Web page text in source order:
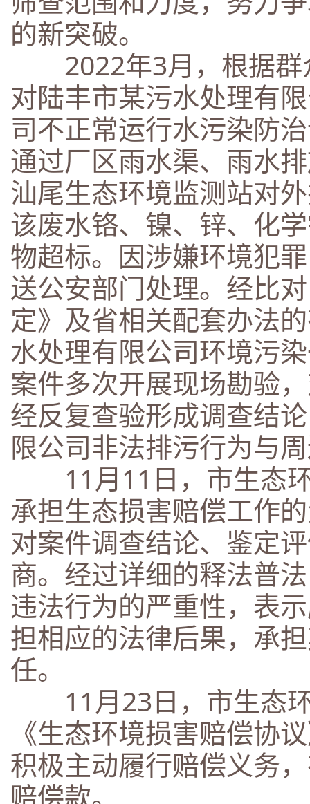
的新突破。
2022年3月，根据群
对陆丰市某污水处理有
司不正常运行水污染防
通过厂区雨水渠、雨水
汕尾生态环境监测站对
该废水铬、镍、锌、化
物超标。因涉嫌环境犯
送公安部门处理。经比
定》及省相关配套办法
水处理有限公司环境污
案件多次开展现场勘验
经反复查验形成调查结
限公司非法排污行为与
11月11日，市生态环
承担生态损害赔偿工作
对案件调查结论、鉴定
商。经过详细的释法普
违法行为的严重性，表
担相应的法律后果，承
任。
11月23日，市生态环
《生态环境损害赔偿协
积极主动履行赔偿义务
赔偿款。